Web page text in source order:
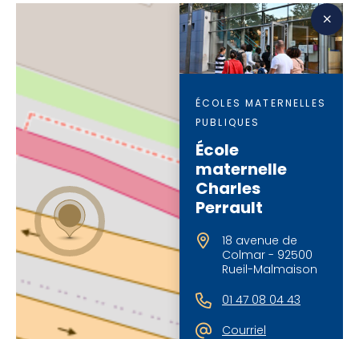
ÉCOLES MATERNELLES
PUBLIQUES
École
maternelle
Charles
Perrault
18 avenue de
Colmar - 92500
Rueil-Malmaison
01 47 08 04 43
Courriel